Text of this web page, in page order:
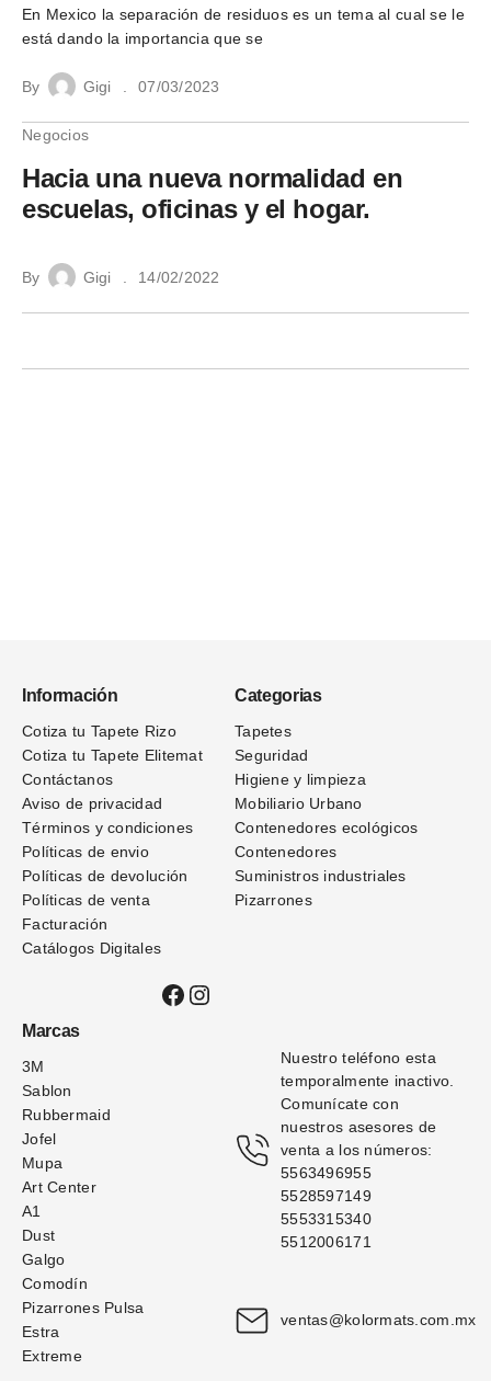
En Mexico la separación de residuos es un tema al cual se le
está dando la importancia que se
By Gigi 07/03/2023
Negocios
Hacia una nueva normalidad en
escuelas, oficinas y el hogar.
By Gigi 14/02/2022
Información
Cotiza tu Tapete Rizo
Cotiza tu Tapete Elitemat
Contáctanos
Aviso de privacidad
Términos y condiciones
Políticas de envio
Políticas de devolución
Políticas de venta
Facturación
Catálogos Digitales
Facebook
Instagram
Categorias
Tapetes
Seguridad
Higiene y limpieza
Mobiliario Urbano
Contenedores ecológicos
Contenedores
Suministros industriales
Pizarrones
Marcas
3M
Sablon
Rubbermaid
Jofel
Mupa
Art Center
A1
Dust
Galgo
Comodín
Pizarrones Pulsa
Estra
Extreme
Nuestro teléfono esta
temporalmente inactivo.
Comunícate con
nuestros asesores de
venta a los números:
5563496955
5528597149
5553315340
5512006171
ventas@kolormats.com.mx